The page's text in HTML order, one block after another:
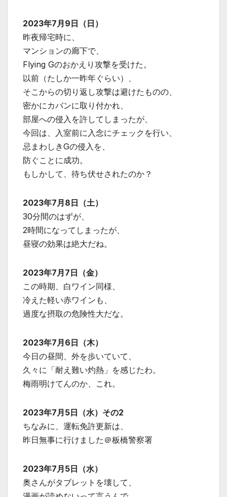
2023年7月9日（日）
昨夜帰宅時に、
マンションの廊下で、
Flying Gのおかえり攻撃を受けた。
以前（たしか一昨年ぐらい）、
そこからの切り返し攻撃は避けたものの、
密かにカバンに取り付かれ、
部屋への侵入を許してしまったが、
今回は、入室前に入念にチェックを行い、
忌まわしきGの侵入を、
防ぐことに成功。
もしかして、待ち伏せされたのか？
2023年7月8日（土）
30分間のはずが、
2時間になってしまったが、
昼寝の効果は絶大だね。
2023年7月7日（金）
この時期、白ワイン同様、
冷えた軽い赤ワインも、
過度な摂取の危険性大だな。
2023年7月6日（木）
今日の昼間、外を歩いていて、
久々に「耐え難い灼熱」を感じたわ。
梅雨明けてんのか、これ。
2023年7月5日（水）その2
ちなみに、運転免許更新は、
昨日無事に行けました＠板橋警察署
2023年7月5日（水）
奥さんがタブレットを壊して、